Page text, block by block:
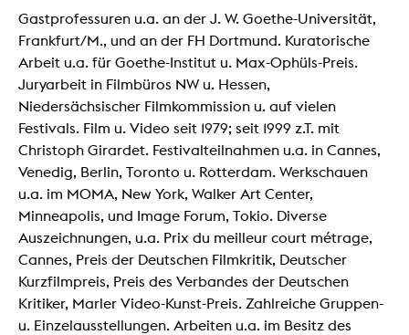
Gastprofessuren u.a. an der J. W. Goethe-Universität,
Frankfurt/M., und an der FH Dortmund. Kuratorische
Arbeit u.a. für Goethe-Institut u. Max-Ophüls-Preis.
Juryarbeit in Filmbüros NW u. Hessen,
Niedersächsischer Filmkommission u. auf vielen
Festivals. Film u. Video seit 1979; seit 1999 z.T. mit
Christoph Girardet. Festivalteilnahmen u.a. in Cannes,
Venedig, Berlin, Toronto u. Rotterdam. Werkschauen
u.a. im MOMA, New York, Walker Art Center,
Minneapolis, und Image Forum, Tokio. Diverse
Auszeichnungen, u.a. Prix du meilleur court métrage,
Cannes, Preis der Deutschen Filmkritik, Deutscher
Kurzfilmpreis, Preis des Verbandes der Deutschen
Kritiker, Marler Video-Kunst-Preis. Zahlreiche Gruppen-
u. Einzelausstellungen. Arbeiten u.a. im Besitz des